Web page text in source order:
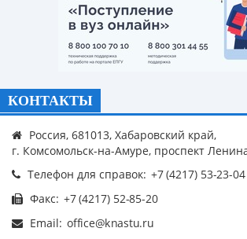
КОНТАКТЫ
Россия, 681013, Хабаровский край,
г. Комсомольск-на-Амуре, проспект
Телефон для справок:
Факс:
Email: